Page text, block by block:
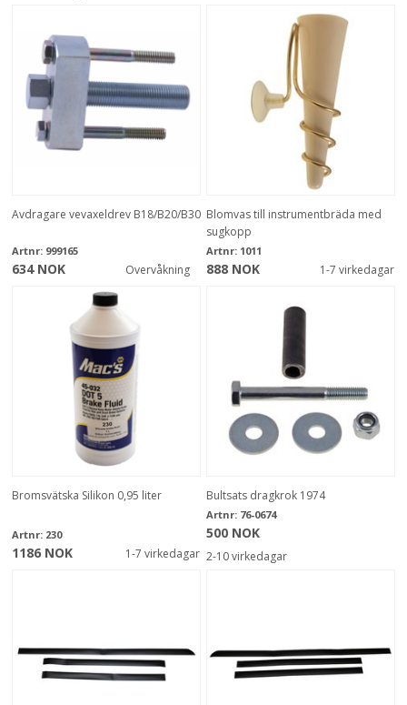
Avdragare vevaxeldrev B18/B20/B30
Artnr: 999165
634 NOK Overvåkning
Blomvas till instrumentbräda med
sugkopp
Artnr: 1011
888 NOK 1-7 virkedagar
Bromsvätska Silikon 0,95 liter
Artnr: 230
1186 NOK 1-7 virkedagar
Bultsats dragkrok 1974
Artnr: 76-0674
500 NOK
2-10 virkedagar